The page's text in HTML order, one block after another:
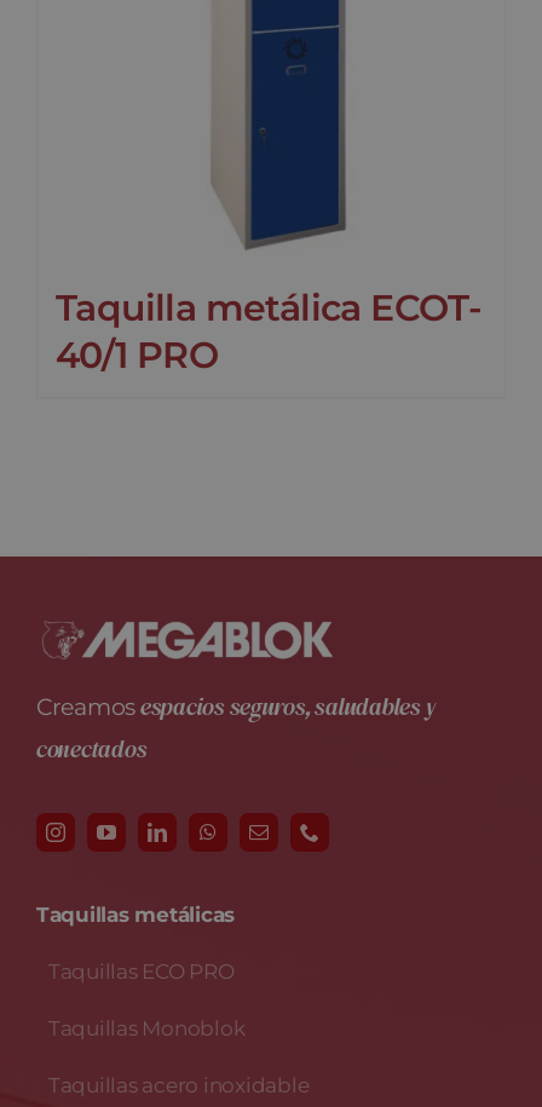
Taquilla metálica ECOT-
40/1 PRO
Creamosespacios seguros, saludables y
conectados
Taquillas metálicas
Taquillas ECO PRO
Taquillas Monoblok
Taquillas acero inoxidable